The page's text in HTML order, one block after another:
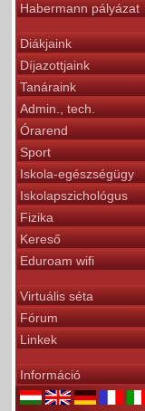
Habermann pályázat
Diákjaink
Díjazottjaink
Tanáraink
Admin., tech.
Órarend
Sport
Iskola-egészségügy
Iskolapszichológus
Fizika
Kereső
Eduroam wifi
Virtuális séta
Fórum
Linkek
Információ